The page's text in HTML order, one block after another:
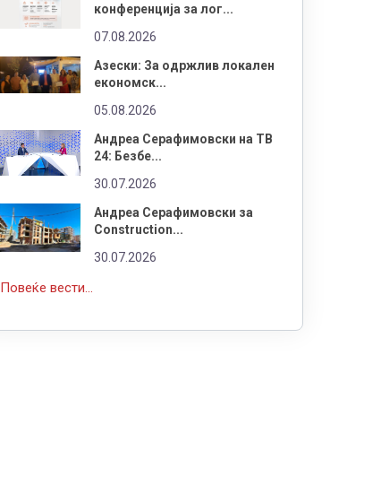
конференција за лог...
07.08.2026
Азески: За одржлив локален
економск...
05.08.2026
Андреа Серафимовски на ТВ
24: Безбе...
30.07.2026
Андреа Серафимовски за
Construction...
30.07.2026
Повеќе вести...